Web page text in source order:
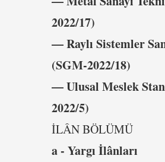
2022/17)
–– Raylı Sistemler
(SGM-2022/18)
–– Ulusal Meslek
2022/5)
İLÂN BÖLÜMÜ
a - Yargı İlânları